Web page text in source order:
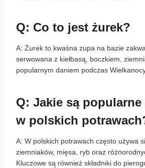
Q: Co to jest żurek?
A: Żurek to kwaśna zupa na bazie
serwowana z kiełbasą, boczkiem,
popularnym daniem podczas
Q: Jakie są popularne
w polskich
A: W polskich potrawach często używa
ziemniaków, mięsa, ryb oraz
Kluczowe są również składniki do